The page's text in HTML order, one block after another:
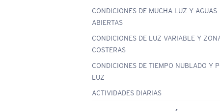
CONDICIONES DE MUCHA LUZ Y AGUAS
ABIERTAS
CONDICIONES DE LUZ VARIABLE Y
COSTERAS
CONDICIONES DE TIEMPO NUBLADO Y
LUZ
ACTIVIDADES DIARIAS